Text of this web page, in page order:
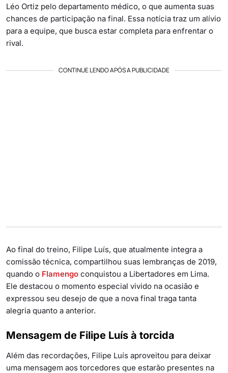
Léo Ortiz pelo departamento médico, o que aumenta suas
chances de participação na final. Essa notícia traz um alívio
para a equipe, que busca estar completa para enfrentar o
rival.
CONTINUE LENDO APÓS A PUBLICIDADE
Ao final do treino, Filipe Luís, que atualmente integra a
comissão técnica, compartilhou suas lembranças de 2019,
quando o Flamengo conquistou a Libertadores em Lima.
Ele destacou o momento especial vivido na ocasião e
expressou seu desejo de que a nova final traga tanta
alegria quanto a anterior.
Mensagem de Filipe Luís à torcida
Além das recordações, Filipe Luís aproveitou para deixar
uma mensagem aos torcedores que estarão presentes na